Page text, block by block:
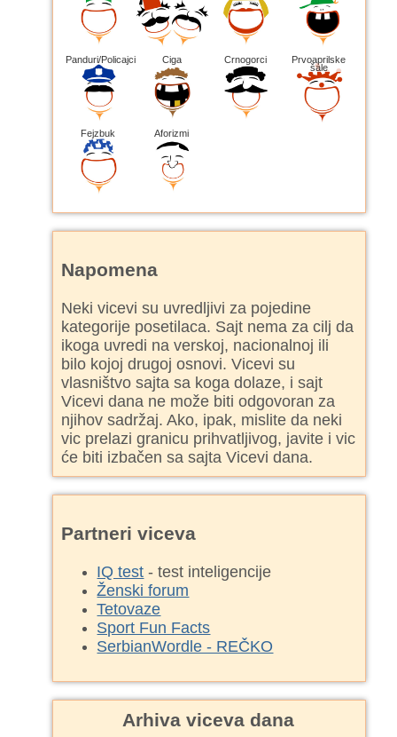
Panduri/Policajci Ciga Crnogorci Prvoaprilske
šale
Fejzbuk Aforizmi
Napomena
Neki vicevi su uvredljivi za pojedine
kategorije posetilaca. Sajt nema za cilj da
ikoga uvredi na verskoj, nacionalnoj ili
bilo kojoj drugoj osnovi. Vicevi su
vlasništvo sajta sa koga dolaze, i sajt
Vicevi dana ne može biti odgovoran za
njihov sadržaj. Ako, ipak, mislite da neki
vic prelazi granicu prihvatljivog, javite i vic
će biti izbačen sa sajta Vicevi dana.
Partneri viceva
IQ test - test inteligencije
Ženski forum
Tetovaze
Sport Fun Facts
SerbianWordle - REČKO
Arhiva viceva dana